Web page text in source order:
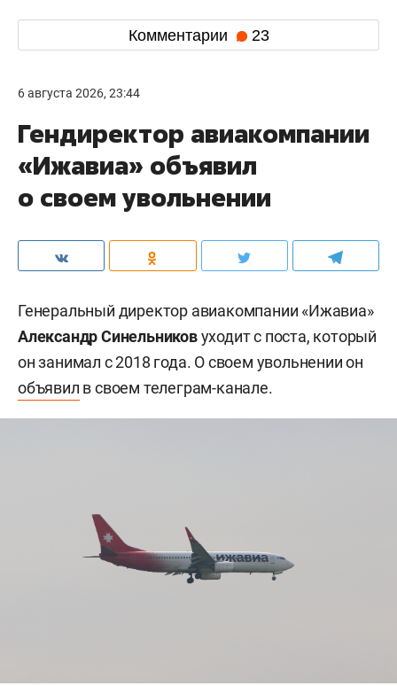
Комментарии 23
6 августа 2026, 23:44
Гендиректор авиакомпании
«Ижавиа» объявил
о своем увольнении
Генеральный директор авиакомпании «Ижавиа»
Александр Синельниковуходит с поста, который
он занимал с 2018 года. О своем увольнении он
объявил в своем телеграм-канале.